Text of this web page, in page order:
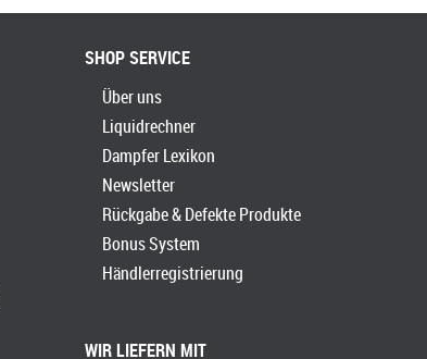
SHOP SERVICE
Über uns
Liquidrechner
Dampfer Lexikon
Newsletter
Rückgabe & Defekte Produkte
Bonus System
Händlerregistrierung
WIR LIEFERN MIT